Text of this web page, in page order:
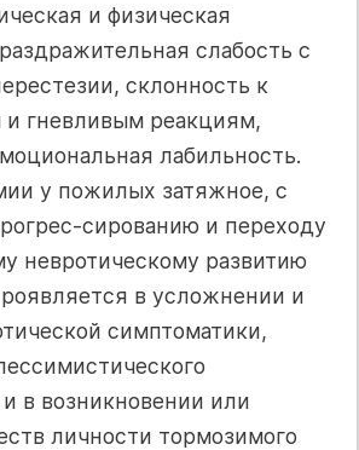
и физическая
слабость с
склонность к
гневливым реакциям,
лабильность.
у пожилых затяжное, с
сированию и переходу
невротическому развитию
в усложнении и
симптоматики,
в возникновении или
личности тормозимого